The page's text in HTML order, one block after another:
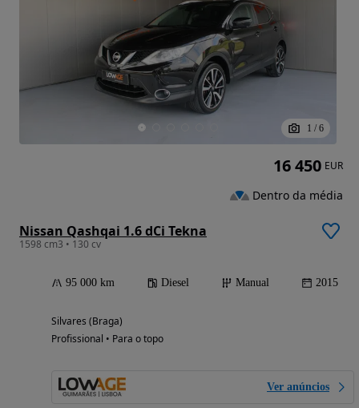
1 / 6
Nissan Qashqai 1.6 dCi Tekna
1598 cm3 • 130 cv
95 000 km Diesel Manual 2015
Silvares (Braga)
Profissional • Para o topo
Ver anúncios
16 450 EUR
Dentro da média